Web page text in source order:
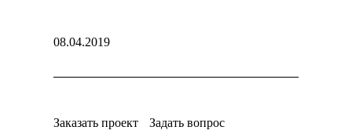
08.04.2019
Заказать проект Задать вопрос